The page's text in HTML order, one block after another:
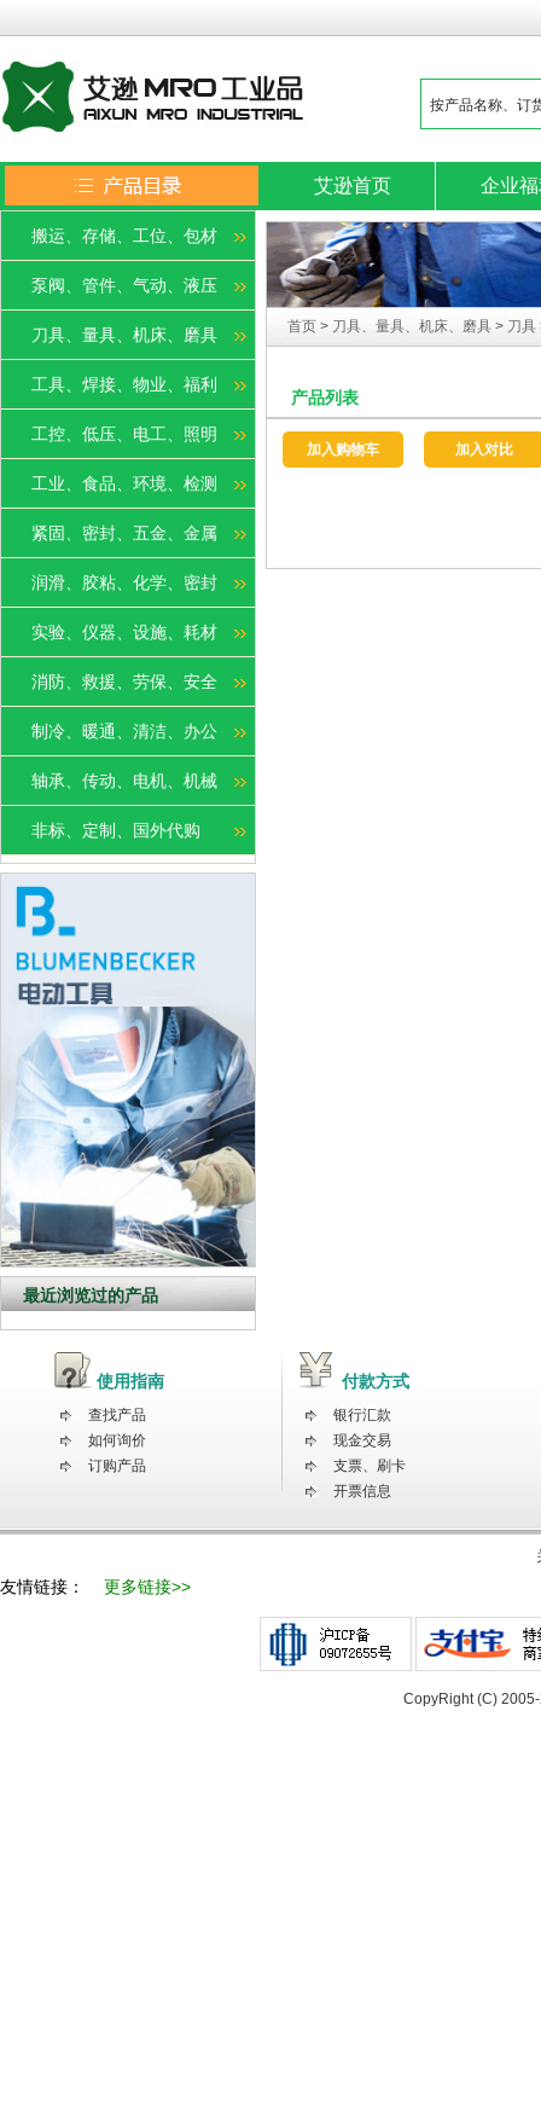
艾逊首页 企业
搬运、存储、工位、包材
泵阀、管件、气动、液压
刀具、量具、机床、磨具
工具、焊接、物业、福利
工控、低压、电工、照明
工业、食品、环境、检测
紧固、密封、五金、金属
润滑、胶粘、化学、密封
实验、仪器、设施、耗材
消防、救援、劳保、安全
制冷、暖通、清洁、办公
轴承、传动、电机、机械
非标、定制、国外代购
最近浏览过的产品
首页 > 刀具、量具、机床、磨具 > 刀具
产品列表
加入购物车 加入对比
使用指南
查找产品
如何询价
订购产品
付款方式
银行汇款
现金交易
支票、刷卡
开票信息
友情链接： 更多链接>>
CopyRight (C)